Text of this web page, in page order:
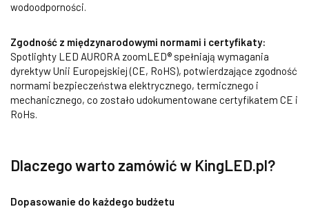
wodoodporności.
Zgodność z międzynarodowymi normami i certyfikaty:
Spotlighty LED AURORA zoomLED® spełniają wymagania
dyrektyw Unii Europejskiej (CE, RoHS), potwierdzające zgodność
normami bezpieczeństwa elektrycznego, termicznego i
mechanicznego, co zostało udokumentowane certyfikatem CE i
RoHs.
Dlaczego warto zamówić w KingLED.pl?
Dopasowanie do każdego budżetu